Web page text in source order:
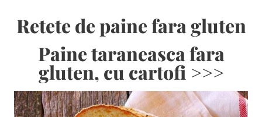
Retete de paine fara gluten
Paine taraneasca fara
gluten, cu cartofi >>>